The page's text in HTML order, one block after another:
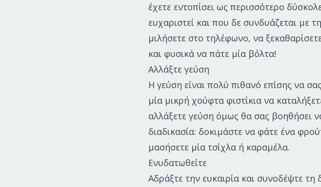
έχετε εντοπίσει ως περισσότερο
ευχαριστεί και που δε συνδυάζεται
μιλήσετε στο τηλέφωνο, να
και φυσικά να πάτε μία βόλτα!
Αλλάξτε γεύση
Η γεύση είναι πολύ πιθανό επίσης να
μία μικρή χούφτα φιστίκια να
αλλάξετε γεύση όμως θα σας βοηθήσει
διαδικασία: δοκιμάστε να φάτε ένα
μασήσετε μία τσίχλα ή καραμέλα.
Ενυδατωθείτε
Αδράξτε την ευκαιρία και συνοδέψτε